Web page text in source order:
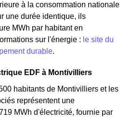
à la consommation nationale
une durée identique, ils
MWh par habitant en
sur l'énergie : le site du
durable.
EDF à Montivilliers
habitants de Montivilliers et les
représentent une
MWh d'électricité, fournie par